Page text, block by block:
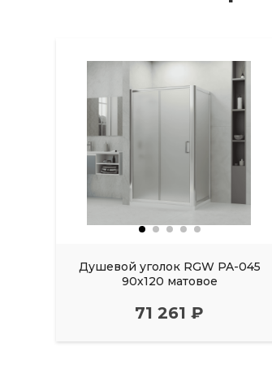
Душевой уголок RGW PA-045
90х120 матовое
71 261 ₽